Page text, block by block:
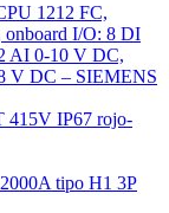
1212 FC,
I/O: 8 DI
AI 0-10 V DC,
V DC – SIEMENS
415V IP67 rojo-
tipo H1 3P